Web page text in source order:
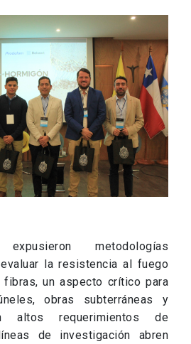
metodologías
la resistencia al fuego
fibras, un aspecto crítico para
obras subterráneas y
altos requerimientos de
de investigación abren